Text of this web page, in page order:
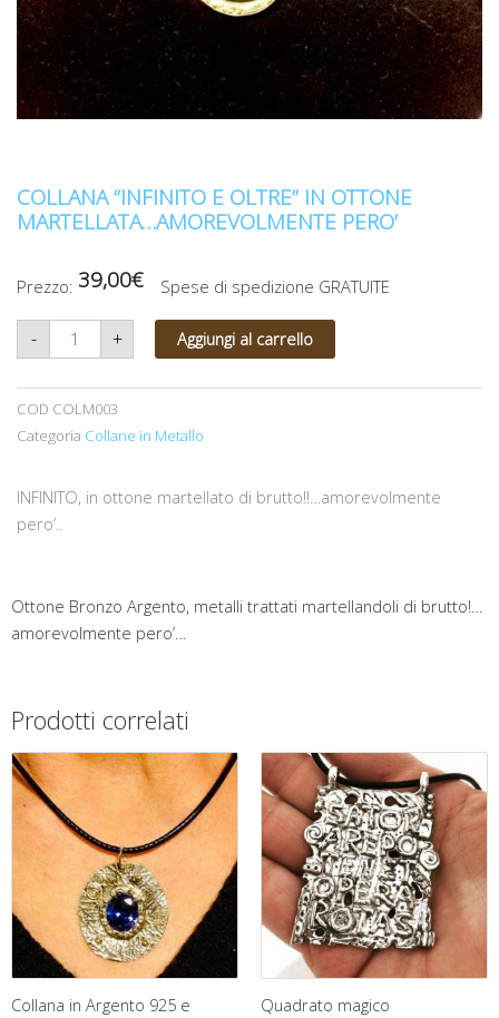
COLLANA “INFINITO E OLTRE” IN OTTONE
MARTELLATA…AMOREVOLMENTE PERO’
Prezzo: 39,00€ Spese di spedizione GRATUITE
-
Collana
"Infinito
e
in
ottone
martellata...Amorevolmente
pero'
quantità
+ Aggiungi al carrello
COD COLM003
Categoria Collane in Metallo
INFINITO, in ottone martellato di brutto!!…amorevolmente
pero’..
Ottone Bronzo Argento, metalli trattati martellandoli di brutto!…
amorevolmente pero’…
Prodotti correlati
Collana in Argento 925 e
Quadrato magico